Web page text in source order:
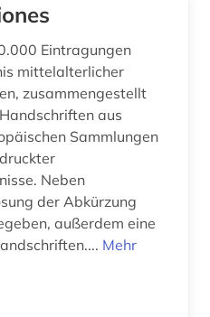
geisteswissenschaften (16)
(1)
Eintragungen
mittelalterlicher
zusammengestellt
aus
Sammlungen
der Abkürzung
außerdem eine
Mehr